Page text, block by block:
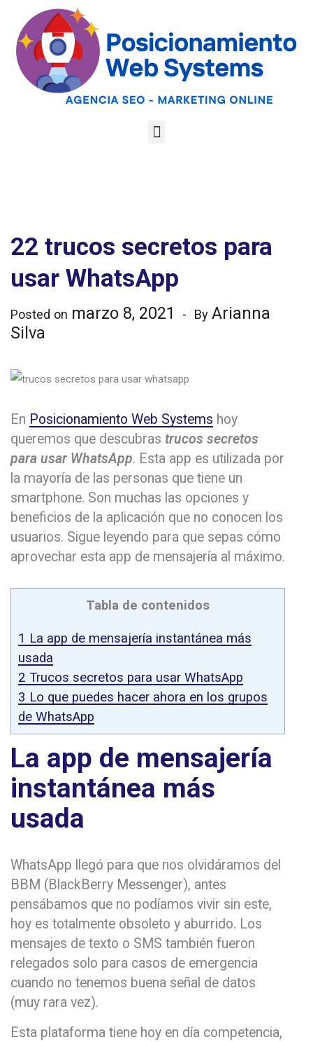
22 trucos secretos para
usar WhatsApp
Posted on marzo 8, 2021 By Arianna
Silva
En Posicionamiento Web Systems hoy
queremos que descubras trucos secretos
para usar WhatsApp. Esta app es utilizada por
la mayoría de las personas que tiene un
smartphone. Son muchas las opciones y
beneficios de la aplicación que no conocen los
usuarios. Sigue leyendo para que sepas cómo
aprovechar esta app de mensajería al máximo.
Tabla de contenidos
1 La app de mensajería instantánea más
usada
2 Trucos secretos para usar WhatsApp
3 Lo que puedes hacer ahora en los grupos
de WhatsApp
La app de mensajería
instantánea más
usada
WhatsApp llegó para que nos olvidáramos del
BBM (BlackBerry Messenger), antes
pensábamos que no podíamos vivir sin este,
hoy es totalmente obsoleto y aburrido. Los
mensajes de texto o SMS también fueron
relegados solo para casos de emergencia
cuando no tenemos buena señal de datos
(muy rara vez).
Esta plataforma tiene hoy en día competencia,
Optimiza tu web
para las AI
Google
Overviews y los
LLMs
Analiza tu web gratis